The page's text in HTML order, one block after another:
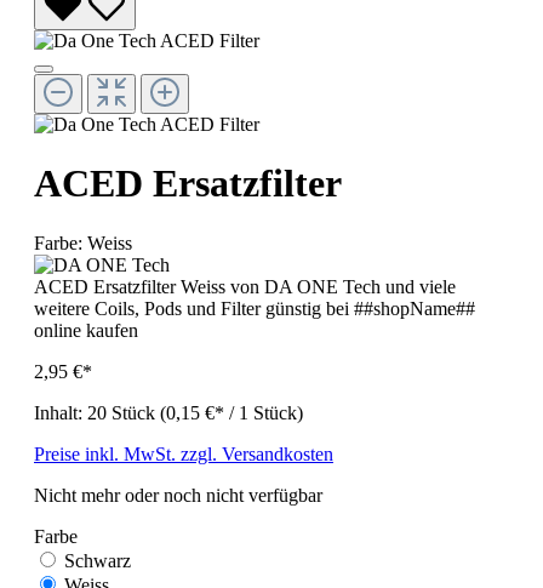
ACED Ersatzfilter
Farbe: Weiss
ACED Ersatzfilter Weiss von DA ONE Tech und viele
weitere Coils, Pods und Filter günstig bei ##shopName##
online kaufen
2,95 €*
Inhalt: 20 Stück (0,15 €* / 1 Stück)
Preise inkl. MwSt. zzgl. Versandkosten
Nicht mehr oder noch nicht verfügbar
Farbe
Schwarz